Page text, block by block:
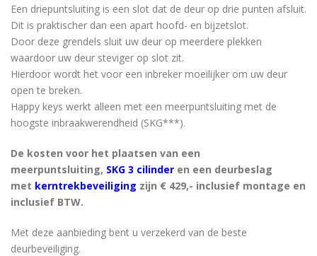
Een driepuntsluiting is een slot dat de deur op drie punten afsluit.
Dit is praktischer dan een apart hoofd- en bijzetslot.
Door deze grendels sluit uw deur op meerdere plekken
waardoor uw deur steviger op slot zit.
Hierdoor wordt het voor een inbreker moeilijker om uw deur
open te breken.
Happy keys werkt alleen met een meerpuntsluiting met de
hoogste inbraakwerendheid (SKG***).
De kosten voor het plaatsen van een
meerpuntsluiting, SKG 3 cilinder en een deurbeslag
met kerntrekbeveiliging zijn € 429,- inclusief montage en
inclusief BTW.
Met deze aanbieding bent u verzekerd van de beste
deurbeveiliging.